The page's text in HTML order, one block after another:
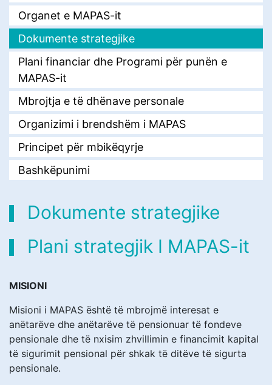
Organet e MAPAS-it
Dokumente strategjike
Plani financiar dhe Programi për punën e
MAPAS-it
Mbrojtja e të dhënave personale
Organizimi i brendshëm i MAPAS
Principet për mbikëqyrje
Bashkëpunimi
Dokumente strategjike
Plani strategjik I MAPAS-it
MISIONI
Misioni i MAPAS është të mbrojmë interesat e
anëtarëve dhe anëtarëve të pensionuar të fondeve
pensionale dhe të nxisim zhvillimin e financimit kapital
të sigurimit pensional për shkak të ditëve të sigurta
pensionale.